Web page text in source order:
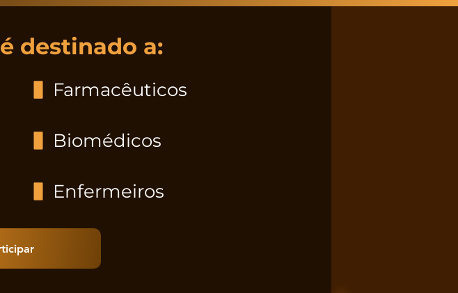
destinado a:
Farmacêuticos
Biomédicos
Enfermeiros